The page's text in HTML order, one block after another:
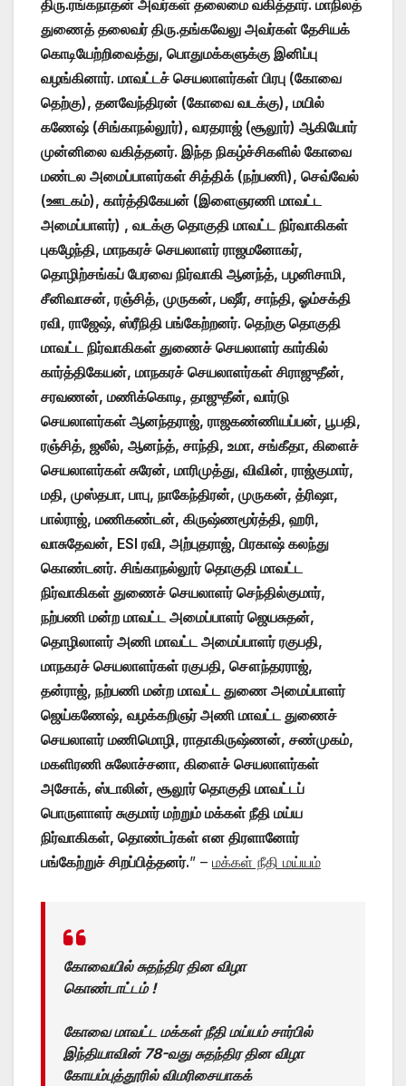
திரு.ரங்கநாதன் அவர்கள் தலைமை வகித்தார். மாநிலத்
துணைத் தலைவர் திரு.தங்கவேலு அவர்கள் தேசியக்
கொடியேற்றிவைத்து, பொதுமக்களுக்கு இனிப்பு
வழங்கினார். மாவட்டச் செயலாளர்கள் பிரபு (கோவை
தெற்கு), தனவேந்திரன் (கோவை வடக்கு), மயில்
கணேஷ் (சிங்காநல்லூர்), வரதராஜ் (சூலூர்) ஆகியோர்
முன்னிலை வகித்தனர். இந்த நிகழ்ச்சிகளில் கோவை
மண்டல அமைப்பாளர்கள் சித்திக் (நற்பணி), செவ்வேல்
(ஊடகம்), கார்த்திகேயன் (இளைஞரணி மாவட்ட
அமைப்பாளர்) , வடக்கு தொகுதி மாவட்ட நிர்வாகிகள்
புகழேந்தி, மாநகரச் செயலாளர் ராஜமனோகர்,
தொழிற்சங்கப் பேரவை நிர்வாகி ஆனந்த், பழனிசாமி,
சீனிவாசன், ரஞ்சித், முருகன், பஷீர், சாந்தி, ஓம்சக்தி
ரவி, ராஜேஷ், ஸ்ரீநிதி பங்கேற்றனர். தெற்கு தொகுதி
மாவட்ட நிர்வாகிகள் துணைச் செயலாளர் கார்கில்
கார்த்திகேயன், மாநகரச் செயலாளர்கள் சிராஜுதீன்,
சரவணன், மணிக்கொடி, தாஜுதீன், வார்டு
செயலாளர்கள் ஆனந்தராஜ், ராஜகண்ணியப்பன், பூபதி,
ரஞ்சித், ஜலீல், ஆனந்த், சாந்தி, உமா, சங்கீதா, கிளைச்
செயலாளர்கள் சுரேன், மாரிமுத்து, விவின், ராஜ்குமார்,
மதி, முஸ்தபா, பாபு, நாகேந்திரன், முருகன், த்ரிஷா,
பால்ராஜ், மணிகண்டன், கிருஷ்ணமூர்த்தி, ஹரி,
வாசுதேவன், ESI ரவி, அற்புதராஜ், பிரகாஷ் கலந்து
கொண்டனர். சிங்காநல்லூர் தொகுதி மாவட்ட
நிர்வாகிகள் துணைச் செயலாளர் செந்தில்குமார்,
நற்பணி மன்ற மாவட்ட அமைப்பாளர் ஜெயசுதன்,
தொழிலாளர் அணி மாவட்ட அமைப்பாளர் ரகுபதி,
மாநகரச் செயலாளர்கள் ரகுபதி, சௌந்தரராஜ்,
தன்ராஜ், நற்பணி மன்ற மாவட்ட துணை அமைப்பாளர்
ஜெய்கணேஷ், வழக்கறிஞர் அணி மாவட்ட துணைச்
செயலாளர் மணிமொழி, ராதாகிருஷ்ணன், சண்முகம்,
மகளிரணி சுலோச்சனா, கிளைச் செயலாளர்கள்
அசோக், ஸ்டாலின், சூலூர் தொகுதி மாவட்டப்
பொருளாளர் சுகுமார் மற்றும் மக்கள் நீதி மய்ய
நிர்வாகிகள், தொண்டர்கள் என திரளானோர்
பங்கேற்றுச் சிறப்பித்தனர்.” – மக்கள் நீதி மய்யம்
கோவையில் சுதந்திர தின விழா
கொண்டாட்டம் !
கோவை மாவட்ட மக்கள் நீதி மய்யம் சார்பில்
இந்தியாவின் 78-வது சுதந்திர தின விழா
கோயம்புத்தூரில் விமரிசையாகக்